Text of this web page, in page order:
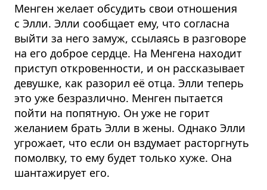
Менген желает обсудить свои отношения
с Элли. Элли сообщает ему, что согласна
выйти за него замуж, ссылаясь в разговоре
на его доброе сердце. На Менгена находит
приступ откровенности, и он рассказывает
девушке, как разорил её отца. Элли теперь
это уже безразлично. Менген пытается
пойти на попятную. Он уже не горит
желанием брать Элли в жены. Однако Элли
угрожает, что если он вздумает расторгнуть
помолвку, то ему будет только хуже. Она
шантажирует его.